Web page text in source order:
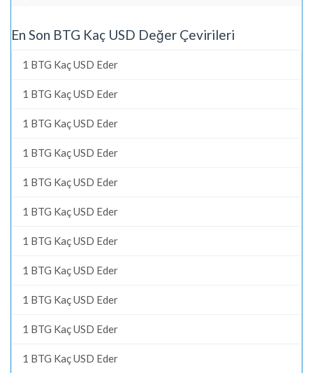
En Son BTG Kaç USD Değer Çevirileri
1 BTG Kaç USD Eder
1 BTG Kaç USD Eder
1 BTG Kaç USD Eder
1 BTG Kaç USD Eder
1 BTG Kaç USD Eder
1 BTG Kaç USD Eder
1 BTG Kaç USD Eder
1 BTG Kaç USD Eder
1 BTG Kaç USD Eder
1 BTG Kaç USD Eder
1 BTG Kaç USD Eder